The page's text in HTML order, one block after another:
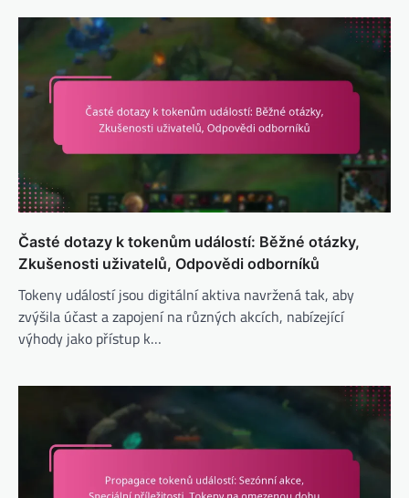
Časté dotazy k tokenům událostí: Běžné otázky,
Zkušenosti uživatelů, Odpovědi odborníků
Tokeny událostí jsou digitální aktiva navržená tak, aby
zvýšila účast a zapojení na různých akcích, nabízející
výhody jako přístup k…